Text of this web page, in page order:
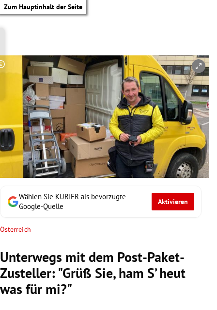
Zum Hauptinhalt der Seite
Untermenü
Untermenü
Untermenü
Untermenü
Wählen Sie KURIER als bevorzugte
Google-Quelle
Aktivieren
Österreich
Unterwegs mit dem Post-Paket-
Zusteller: "Grüß Sie, ham S’ heut
was für mi?"
Copyright-Hinweis öffnen/schließen